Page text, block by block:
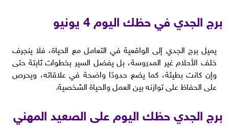
برج الجدي في حظك اليوم 4 يونيو
يميل برج الجدي إلى الواقعية في التعامل مع الحياة، فلا ينجرف
خلف الأحلام غير المدروسة، بل يفضل السير بخطوات ثابتة حتى
وإن كانت بطيئة، كما يضع حدودًا واضحة في علاقاته، ويحرص
على الحفاظ على توازنه بين العمل والحياة الشخصية.
برج الجدي حظك اليوم على الصعيد المهني